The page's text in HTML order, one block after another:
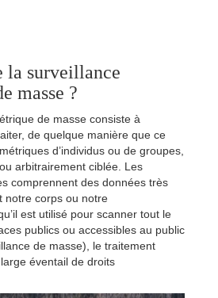
la surveillance
masse ?
de masse consiste à
de quelque manière que ce
d’individus ou de groupes,
arbitrairement ciblée. Les
comprennent des données très
notre corps ou notre
est utilisé pour scanner tout le
publics ou accessibles au public
de masse), le traitement
éventail de droits